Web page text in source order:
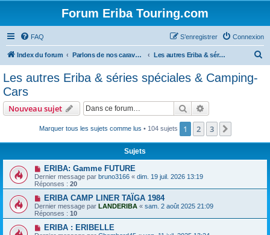
Forum Eriba Touring.com
FAQ Connexion
S’enregistrer
Index du forum Parlons de nos caravanes (anciennes et récentes) Les autres Eriba & séries spéciales & Camping-Cars
c
Les autres Eriba & séries spéciales & Camping-
Cars
Nouveau sujet Rechercher
Marquer tous les sujets comme lus • 104 sujets 1 2 3
Sujets
ERIBA: Gamme FUTURE
Dernier message par bruno3166 « dim. 19 juil. 2026 13:19
Réponses : 20
ERIBA CAMP LINER TAÏGA 1984
Dernier message par LANDERIBA « sam. 2 août 2025 21:09
Réponses : 10
ERIBA : ERIBELLE